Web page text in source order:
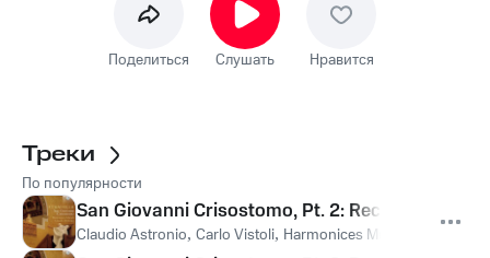
Поделиться Слушать Нравится
Треки
По популярности
San Giovanni Crisostomo, Pt. 2: Recitativo.
Claudio Astronio, Carlo Vistoli, Harmonices Mundi